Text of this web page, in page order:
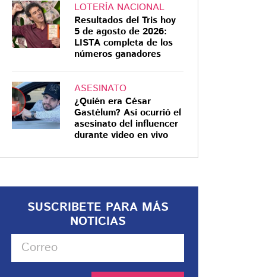
LOTERÍA NACIONAL
Resultados del Tris hoy
5 de agosto de 2026:
LISTA completa de los
números ganadores
ASESINATO
¿Quién era César
Gastélum? Así ocurrió el
asesinato del influencer
durante video en vivo
SUSCRIBETE PARA MÁS
NOTICIAS